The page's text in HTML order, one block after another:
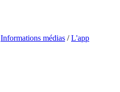
Informations médias /L'app